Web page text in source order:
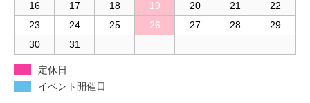
16
17 18 19 20 21
22
23
24 25 26 27 28
29
30
31
定休日
イベント開催日